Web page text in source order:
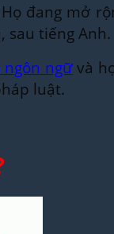
đang mở
sau tiếng Anh.
ngôn ngữvà
luật.